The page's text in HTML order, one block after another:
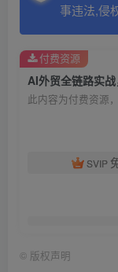
事违法,侵
此内容为付费资源
SVIP
付费资源
© 版权声明